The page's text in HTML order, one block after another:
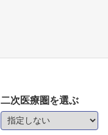
二次医療圏を選ぶ